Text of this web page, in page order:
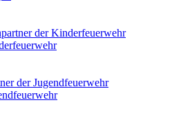
der Kinderfeuerwehr
der Jugendfeuerwehr